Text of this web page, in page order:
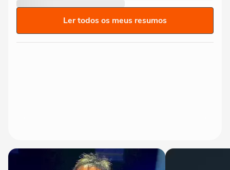
Ler todos os meus resumos